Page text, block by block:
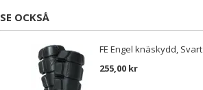
SE OCKSÅ
FE Engel knäskydd, Svart
255,00 kr